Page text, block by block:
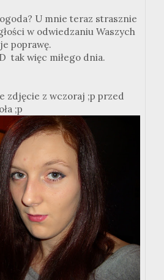
U mnie teraz strasznie
w odwiedzaniu Waszych
poprawę.
tak więc miłego dnia.
zdjęcie z wczoraj ;p przed
;p